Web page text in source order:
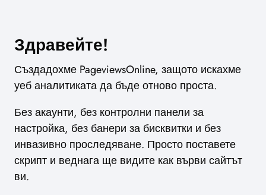
Здравейте!
Създадохме PageviewsOnline, защото искахме
уеб аналитиката да бъде отново проста.
Без акаунти, без контролни панели за
настройка, без банери за бисквитки и без
инвазивно проследяване. Просто поставете
скрипт и веднага ще видите как върви сайтът
ви.